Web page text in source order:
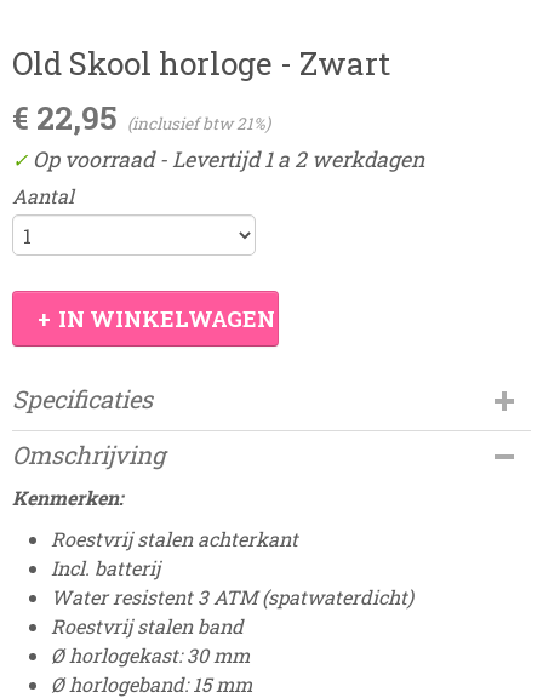
Old Skool horloge - Zwart
€ 22,95 (inclusief btw 21%)
✓ Op voorraad- Levertijd 1 a 2 werkdagen
Aantal
IN WINKELWAGEN
Specificaties
Productcode
Damesdingetjes-304D
Omschrijving
Kenmerken:
Roestvrij stalen achterkant
Incl. batterij
Water resistent 3 ATM (spatwaterdicht)
Roestvrij stalen band
Ø horlogekast: 30 mm
Ø horlogeband: 15 mm